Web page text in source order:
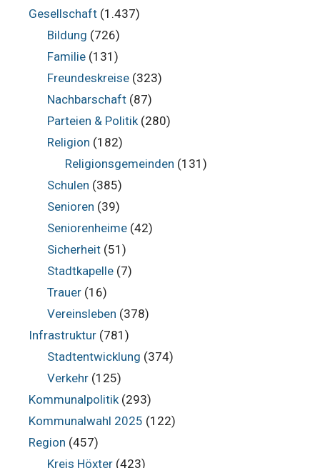
Gesellschaft (1.437)
Bildung (726)
Familie(131)
Freundeskreise(323)
Nachbarschaft(87)
Parteien & Politik(280)
Religion (182)
Religionsgemeinden (131)
Schulen (385)
Senioren (39)
Seniorenheime(42)
Sicherheit(51)
Stadtkapelle(7)
Trauer(16)
Vereinsleben (378)
Infrastruktur (781)
Stadtentwicklung (374)
Verkehr(125)
Kommunalpolitik(293)
Kommunalwahl 2025 (122)
Region (457)
Kreis Höxter(423)